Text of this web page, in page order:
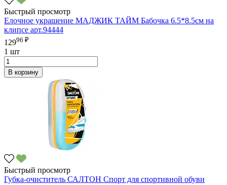
Быстрый просмотр
Елочное украшение МАДЖИК ТАЙМ Бабочка 6.5*8.5см на
клипсе арт.94444
12996 ₽
1 шт
В корзину
Быстрый просмотр
Губка-очиститель САЛТОН Спорт для спортивной обуви